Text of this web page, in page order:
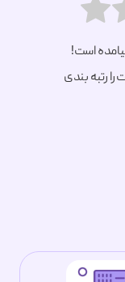
است!
بندی